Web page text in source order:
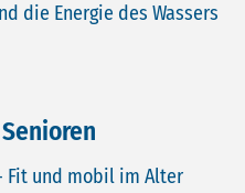
die Energie des Wassers
Fit und mobil im Alter